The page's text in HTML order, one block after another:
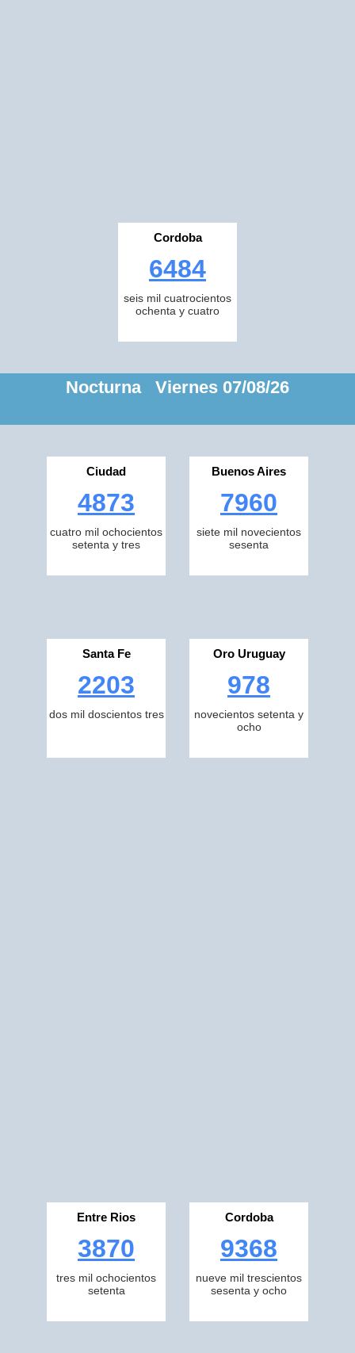
Cordoba
6484
seis mil cuatrocientos
ochenta y cuatro
Nocturna Viernes 07/08/26
Ciudad
4873
cuatro mil ochocientos
setenta y tres
Buenos Aires
7960
siete mil novecientos
sesenta
Santa Fe
2203
dos mil doscientos tres
Oro Uruguay
978
novecientos setenta y
ocho
Entre Rios
3870
tres mil ochocientos
setenta
Cordoba
9368
nueve mil trescientos
sesenta y ocho